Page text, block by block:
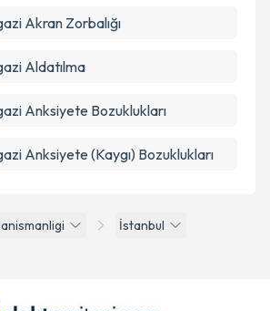
İstanbul
Akran Zorbalığı
Aldatılma
Anksiyete Bozuklukları
Anksiyete (Kaygı) Bozuklukları